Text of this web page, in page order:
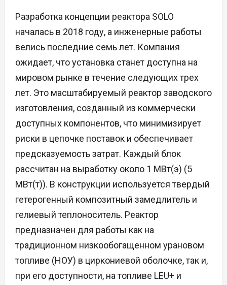
Разработка концепции реактора SOLO
началась в 2018 году, а инженерные работы
велись последние семь лет. Компания
ожидает, что установка станет доступна на
мировом рынке в течение следующих трех
лет. Это масштабируемый реактор заводского
изготовления, созданный из коммерчески
доступных компонентов, что минимизирует
риски в цепочке поставок и обеспечивает
предсказуемость затрат. Каждый блок
рассчитан на выработку около 1 МВт(э) (5
МВт(т)). В конструкции используется твердый
гетерогенный композитный замедлитель и
гелиевый теплоноситель. Реактор
предназначен для работы как на
традиционном низкообогащенном урановом
топливе (НОУ) в циркониевой оболочке, так и,
при его доступности, на топливе LEU+ и